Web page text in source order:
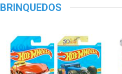
BRINQUEDOS